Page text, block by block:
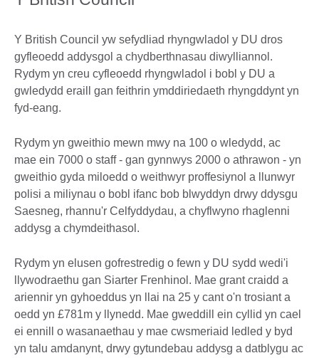
Y British Council yw sefydliad rhyngwladol y DU dros
gyfleoedd addysgol a chydberthnasau diwylliannol.
Rydym yn creu cyfleoedd rhyngwladol i bobl y DU a
gwledydd eraill gan feithrin ymddiriedaeth rhyngddynt yn
fyd-eang.
Rydym yn gweithio mewn mwy na 100 o wledydd, ac
mae ein 7000 o staff - gan gynnwys 2000 o athrawon - yn
gweithio gyda miloedd o weithwyr proffesiynol a llunwyr
polisi a miliynau o bobl ifanc bob blwyddyn drwy ddysgu
Saesneg, rhannu'r Celfyddydau, a chyflwyno rhaglenni
addysg a chymdeithasol.
Rydym yn elusen gofrestredig o fewn y DU sydd wedi'i
llywodraethu gan Siarter Frenhinol. Mae grant craidd a
ariennir yn gyhoeddus yn llai na 25 y cant o'n trosiant a
oedd yn £781m y llynedd. Mae gweddill ein cyllid yn cael
ei ennill o wasanaethau y mae cwsmeriaid ledled y byd
yn talu amdanynt, drwy gytundebau addysg a datblygu ac